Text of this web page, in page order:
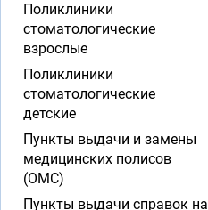
Поликлиники
стоматологические
взрослые
Поликлиники
стоматологические
детские
Пункты выдачи и замены
медицинских полисов
(ОМС)
Пункты выдачи справок на